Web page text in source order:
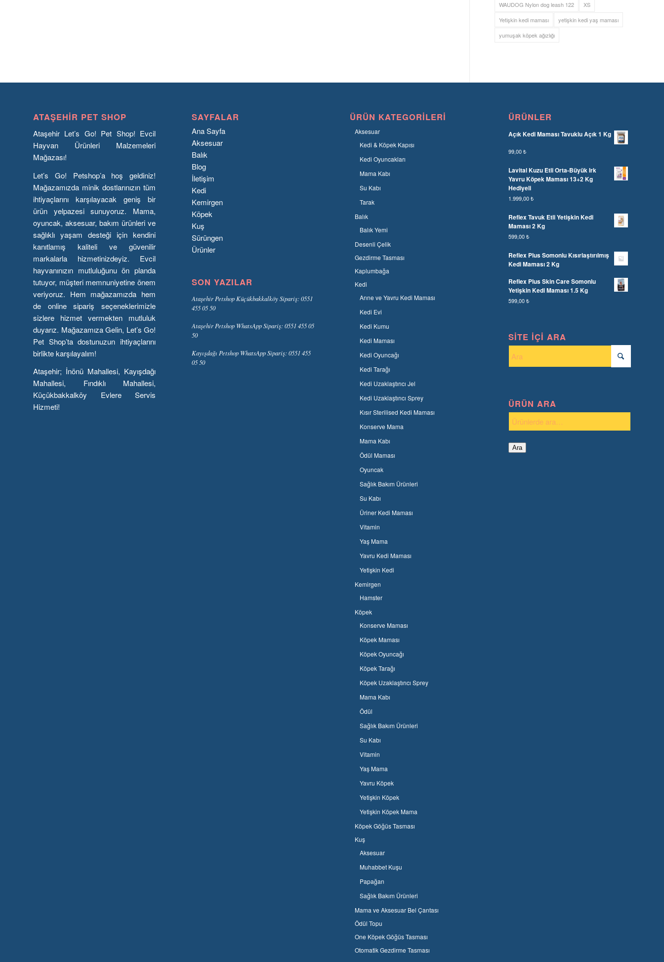
WAUDOG Nylon dog leash 122
XS
Yetişkin kedi maması
yetişkin kedi yaş maması
yumuşak köpek ağızlığı
ATAŞEHIR PET SHOP
Ataşehir Let’s Go! Pet Shop! Evcil
Hayvan Ürünleri Malzemeleri
Mağazası!
Let’s Go! Petshop’a hoş geldiniz!
Mağazamızda minik dostlarınızın tüm
ihtiyaçlarını karşılayacak geniş bir
ürün yelpazesi sunuyoruz. Mama,
oyuncak, aksesuar, bakım ürünleri ve
sağlıklı yaşam desteği için kendini
kanıtlamış kaliteli ve güvenilir
markalarla hizmetinizdeyiz. Evcil
hayvanınızın mutluluğunu ön planda
tutuyor, müşteri memnuniyetine önem
veriyoruz. Hem mağazamızda hem
de online sipariş seçeneklerimizle
sizlere hizmet vermekten mutluluk
duyarız. Mağazamıza Gelin, Let’s Go!
Pet Shop’ta dostunuzun ihtiyaçlarını
birlikte karşılayalım!
Ataşehir; İnönü Mahallesi, Kayışdağı
Mahallesi, Fındıklı Mahallesi,
Küçükbakkalköy Evlere Servis
Hizmeti!
SAYFALAR
Ana Sayfa
Aksesuar
Balık
Blog
İletişim
Kedi
Kemirgen
Köpek
Kuş
Sürüngen
Ürünler
SON YAZILAR
Ataşehir Petshop Küçükbakkalköy Sipariş: 0551
455 05 50
Ataşehir Petshop WhatsApp Sipariş: 0551 455 05
50
Kayışdağı Petshop WhatsApp Sipariş: 0551 455
05 50
ÜRÜN KATEGORILERI
Aksesuar
Kedi & Köpek Kapısı
Kedi Oyuncakları
Mama Kabı
Su Kabı
Tarak
Balık
Balık Yemi
Desenli Çelik
Gezdirme Tasması
Kaplumbağa
Kedi
Anne ve Yavru Kedi Maması
Kedi Evi
Kedi Kumu
Kedi Maması
Kedi Oyuncağı
Kedi Tarağı
Kedi Uzaklaştırıcı Jel
Kedi Uzaklaştırıcı Sprey
Kısır Sterilised Kedi Maması
Konserve Mama
Mama Kabı
Ödül Maması
Oyuncak
Sağlık Bakım Ürünleri
Su Kabı
Üriner Kedi Maması
Vitamin
Yaş Mama
Yavru Kedi Maması
Yetişkin Kedi
Kemirgen
Hamster
Köpek
Konserve Maması
Köpek Maması
Köpek Oyuncağı
Köpek Tarağı
Köpek Uzaklaştırıcı Sprey
Mama Kabı
Ödül
Sağlık Bakım Ürünleri
Su Kabı
Vitamin
Yaş Mama
Yavru Köpek
Yetişkin Köpek
Yetişkin Köpek Mama
Köpek Göğüs Tasması
Kuş
Aksesuar
Muhabbet Kuşu
Papağan
Sağlık Bakım Ürünleri
Mama ve Aksesuar Bel Çantası
Ödül Topu
One Köpek Göğüs Tasması
Otomatik Gezdirme Tasması
ÜRÜNLER
Açık Kedi Maması Tavuklu Açık 1 Kg
99,00₺
Lavital Kuzu Etli Orta-Büyük Irk
Yavru Köpek Maması 13+2 Kg
Hediyeli
1.999,00₺
Reflex Tavuk Etli Yetişkin Kedi
Maması 2 Kg
599,00₺
Reflex Plus Somonlu Kısırlaştırılmış
Kedi Maması 2 Kg
Reflex Plus Skin Care Somonlu
Yetişkin Kedi Maması 1.5 Kg
599,00₺
SITE İÇI ARA
ÜRÜN ARA
Ara